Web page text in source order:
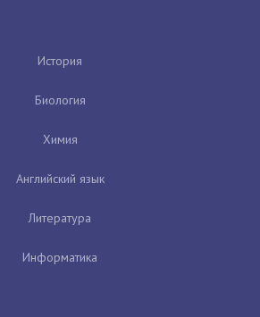
История
Биология
Химия
Английский язык
Литература
Информатика